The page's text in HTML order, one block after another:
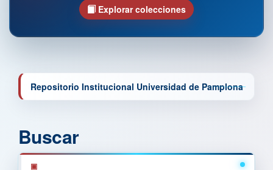
Explorar colecciones
Repositorio Institucional Universidad de Pamplona
Buscar